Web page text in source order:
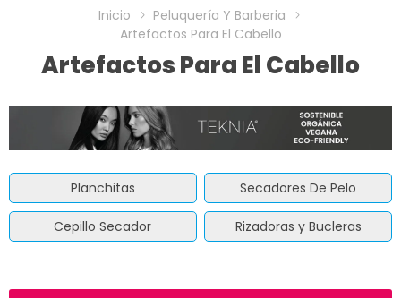
Inicio
Peluquería Y Barberia
Artefactos Para El Cabello
Artefactos Para El Cabello
Planchitas Secadores De Pelo
Cepillo Secador Rizadoras y Bucleras